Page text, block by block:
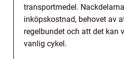
transportmedel.
inköpskostnad, behovet av
regelbundet och att det kan
vanlig cykel.